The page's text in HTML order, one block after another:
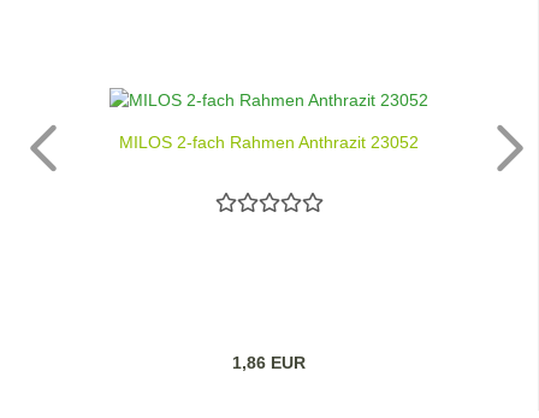
MILOS 2-fach Rahmen Anthrazit 23052
1,86 EUR